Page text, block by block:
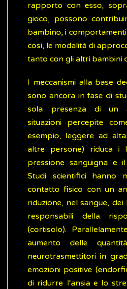
rapporto con esso,
gioco, possono
bambino, i
così, le modalità di
tanto con gli altri bambini
I meccanismi alla base
sono ancora in fase di
sola presenza di un
situazioni percepite
esempio, leggere ad
altre persone) riduca i
pressione sanguigna e
Studi scientifici hanno
contatto fisico con un
riduzione, nel sangue, dei
responsabili della
(cortisolo).
aumento delle
neurotrasmettitori in
emozioni positive
di ridurre l’ansia e lo